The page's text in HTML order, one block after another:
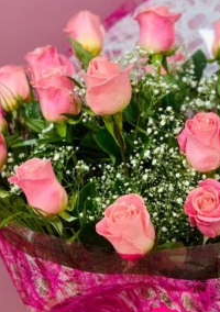
AÑADIR AL CARRITO /